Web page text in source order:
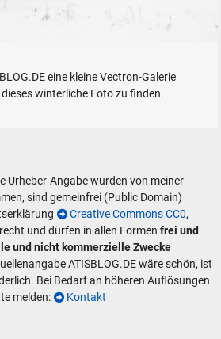
den Bahnhof Freilassing, am 26. Januar
eine kleine Vectron-Galerie
winterliche Foto zu finden.
Urheber-Angabe wurden von meiner
sind gemeinfrei (Public Domain)
Creative Commons CC0,
und dürfen in allen Formen frei und
und nicht kommerzielle Zwecke
ATISBLOG.DE wäre schön, ist
Bei Bedarf an höheren Auflösungen
melden:
Kontakt